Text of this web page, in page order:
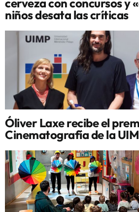
cerveza con concursos y
niños desata las críticas
Óliver Laxe recibe el
Cinematografía de la